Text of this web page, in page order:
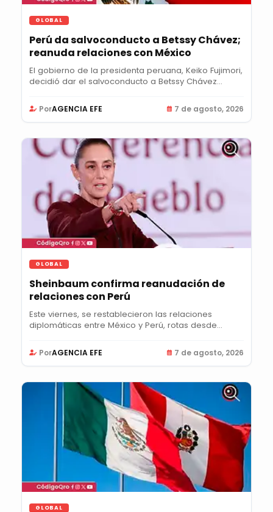
GLOBAL
Perú da salvoconducto a Betssy Chávez;
reanuda relaciones con México
El gobierno de la presidenta peruana, Keiko Fujimori,
decidió dar el salvoconducto a Betssy Chávez...
PorAGENCIA EFE 7 de agosto, 2026
GLOBAL
Sheinbaum confirma reanudación de
relaciones con Perú
Este viernes, se restablecieron las relaciones
diplomáticas entre México y Perú, rotas desde...
PorAGENCIA EFE 7 de agosto, 2026
GLOBAL